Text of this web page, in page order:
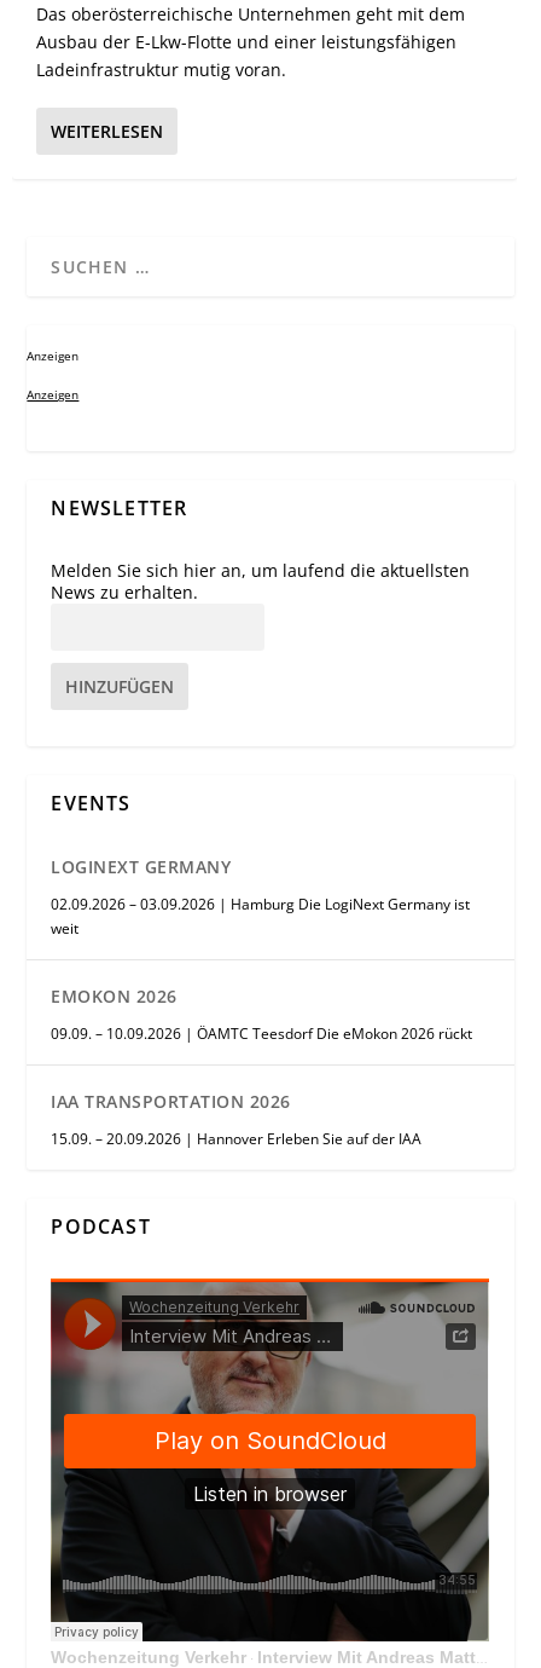
Das oberösterreichische Unternehmen geht mit dem
Ausbau der E-Lkw-Flotte und einer leistungsfähigen
Ladeinfrastruktur mutig voran.
WEITERLESEN
Anzeigen
Anzeigen
NEWSLETTER
Melden Sie sich hier an, um laufend die aktuellsten
News zu erhalten.
HINZUFÜGEN
EVENTS
LOGINEXT GERMANY
02.09.2026 – 03.09.2026 | Hamburg Die LogiNext Germany ist
weit
EMOKON 2026
09.09. – 10.09.2026 | ÖAMTC Teesdorf Die eMokon 2026 rückt
IAA TRANSPORTATION 2026
15.09. – 20.09.2026 | Hannover Erleben Sie auf der IAA
PODCAST
Wochenzeitung Verkehr · Interview Mit Andreas Matthä, CEO der ÖBB Holding